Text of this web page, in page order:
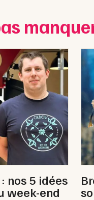
nos 5 idées
week-end